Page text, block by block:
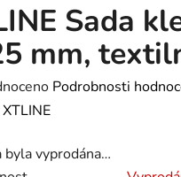
Sada
mm,
Podrobnosti
XTLINE
byla vyprodána…